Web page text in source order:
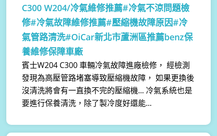
C300 W204/冷氣維修推薦#冷氣不涼問題檢
修#冷氣故障維修推薦#壓縮機故障原因#冷
氣管路清洗#OiCar新北市蘆洲區推薦benz保
養維修保障車廠
賓士W204 C300 車輛冷氣故障進廠檢修， 經檢測
發現為高壓管路堵塞導致壓縮機故障， 如果更換後
沒清洗將會有一直換不完的壓縮機... 冷氣系統也是
要進行保養清洗，除了製冷度好還能...